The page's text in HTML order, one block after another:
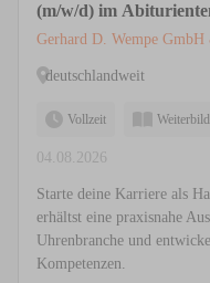
(m/w/d) im
Gerhard D. Wempe
deutschlandweit
Vollzeit
04.08.2026
Starte deine Karriere als
erhältst eine praxisnahe
Uhrenbranche und
Kompetenzen.